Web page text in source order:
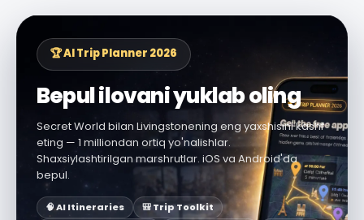
🏆 AI Trip Planner 2026
Bepul ilovani yuklab oling
Secret World bilan Livingstonening eng yaxshisini kashf
eting — 1 milliondan ortiq yo'nalishlar.
Shaxsiylashtirilgan marshrutlar. iOS va Android'da
bepul.
🧠 AI Itineraries
🎒 Trip Toolkit